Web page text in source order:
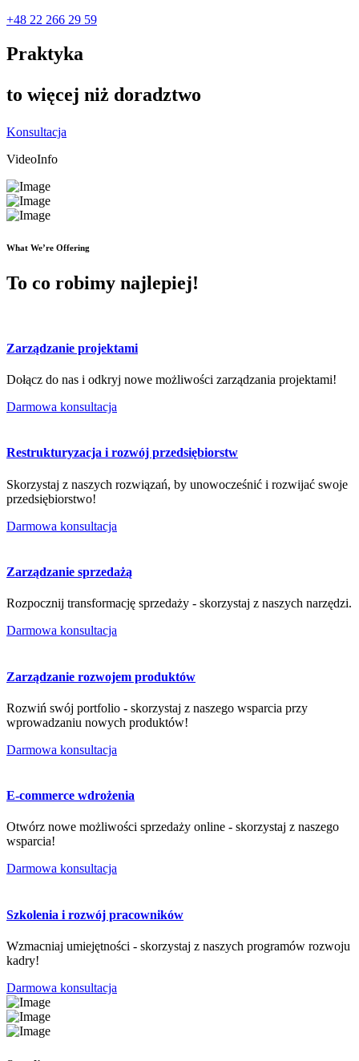
+48 22 266 29 59
Praktyka
to więcej niż doradztwo
Konsultacja
VideoInfo
What We’re Offering
To co robimy najlepiej!
Zarządzanie projektami
Dołącz do nas i odkryj nowe możliwości zarządzania projektami!
Darmowa konsultacja
Restrukturyzacja i rozwój przedsiębiorstw
Skorzystaj z naszych rozwiązań, by unowocześnić i rozwijać swoje
przedsiębiorstwo!
Darmowa konsultacja
Zarządzanie sprzedażą
Rozpocznij transformację sprzedaży - skorzystaj z naszych narzędzi.
Darmowa konsultacja
Zarządzanie rozwojem produktów
Rozwiń swój portfolio - skorzystaj z naszego wsparcia przy
wprowadzaniu nowych produktów!
Darmowa konsultacja
E-commerce wdrożenia
Otwórz nowe możliwości sprzedaży online - skorzystaj z naszego
wsparcia!
Darmowa konsultacja
Szkolenia i rozwój pracowników
Wzmacniaj umiejętności - skorzystaj z naszych programów rozwoju
kadry!
Darmowa konsultacja